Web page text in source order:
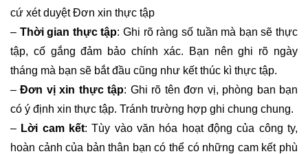
cứ xét duyệt Đơn xin thực tập
– Thời gian thực tập: Ghi rõ ràng số tuần mà bạn sẽ thực
tập, cố gắng đảm bảo chính xác. Bạn nên ghi rõ ngày
tháng mà bạn sẽ bắt đầu cũng như kết thúc kì thực tập.
–Đơn vị xin thực tập: Ghi rõ tên đơn vị, phòng ban bạn
có ý định xin thực tập. Tránh trường hợp ghi chung chung.
– Lời cam kết: Tùy vào văn hóa hoạt động của công ty,
hoàn cảnh của bản thân bạn có thể có những cam kết phù